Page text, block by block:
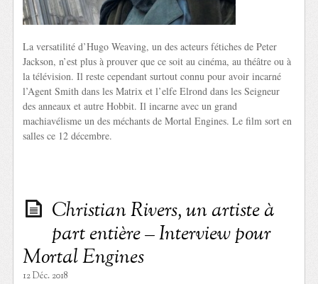
La versatilité d’Hugo Weaving, un des acteurs fétiches de Peter
Jackson, n’est plus à prouver que ce soit au cinéma, au théâtre ou à
la télévision. Il reste cependant surtout connu pour avoir incarné
l’Agent Smith dans les Matrix et l’elfe Elrond dans les Seigneur
des anneaux et autre Hobbit. Il incarne avec un grand
machiavélisme un des méchants de Mortal Engines. Le film sort en
salles ce 12 décembre.
Christian Rivers, un artiste à
part entière – Interview pour
Mortal Engines
12 Déc. 2018